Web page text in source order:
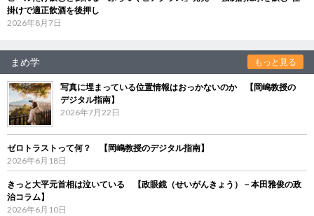
掛けで適正飲酒を後押し
2026年8月7日
まめ学 もっと見る
写真に埋まっている位置情報はおっかないのか 【岡嶋教授の
デジタル指南】
2026年7月22日
ゼロトラストって何？ 【岡嶋教授のデジタル指南】
2026年6月18日
きっと大平元首相は泣いている 【政眼鏡（せいがんきょう）－本田雅俊の政
治コラム】
2026年6月10日